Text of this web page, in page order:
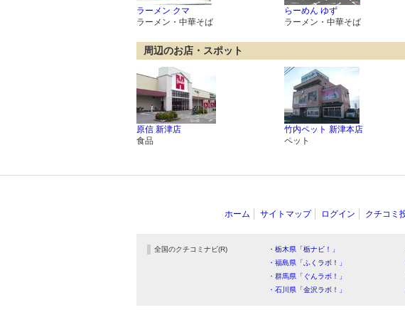
ラーメン クマ
ラーメン・中華そば
らーめん ゆず
ラーメン・中華そば
周辺のお店・スポット
原信 新津店
食品
竹内ペット 新津本店
ペット
ホーム サイトマップ ログイン クチコミ
全国のクチコミナビ(R) ・栃木県「栃ナビ！」
・福島県「ふくラボ！」
・群馬県「ぐんラボ！」
・石川県「金沢ラボ！」